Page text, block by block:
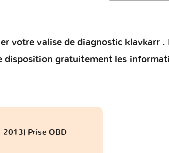
votre valise de diagnostic klavkarr
gratuitement les
2013) Prise OBD